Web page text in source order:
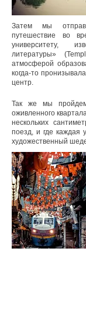
Затем мы
путешествие во
университету,
литературы»
атмосферой
когда-то
центр.
Так же мы
оживленного
нескольких
поезд, и где
художественный